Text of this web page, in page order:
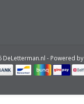
DeLetterman.nl - Powered by